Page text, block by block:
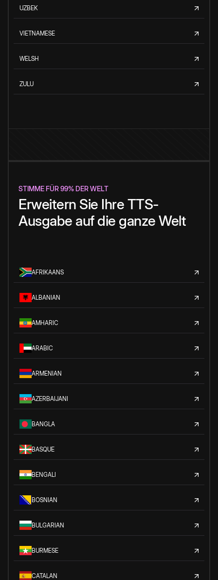
UZBEK
VIETNAMESE
WELSH
ZULU
STIMME FÜR 99% DER WELT
Erweitern Sie Ihre TTS-
Ausgabe auf die ganze Welt
AFRIKAANS
ALBANIAN
AMHARIC
ARABIC
ARMENIAN
AZERBAIJANI
BANGLA
BASQUE
BENGALI
BOSNIAN
BULGARIAN
BURMESE
CATALAN